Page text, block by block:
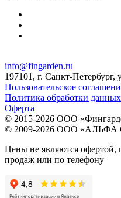
info@fingarden.ru
197101, г. Санкт-
Пользовательское
Политика обработки данных
Оферта
© 2015-2026 ООО
© 2009-2026 ООО «АЛЬФА
Цены не являются офертой,
продаж или по телефону